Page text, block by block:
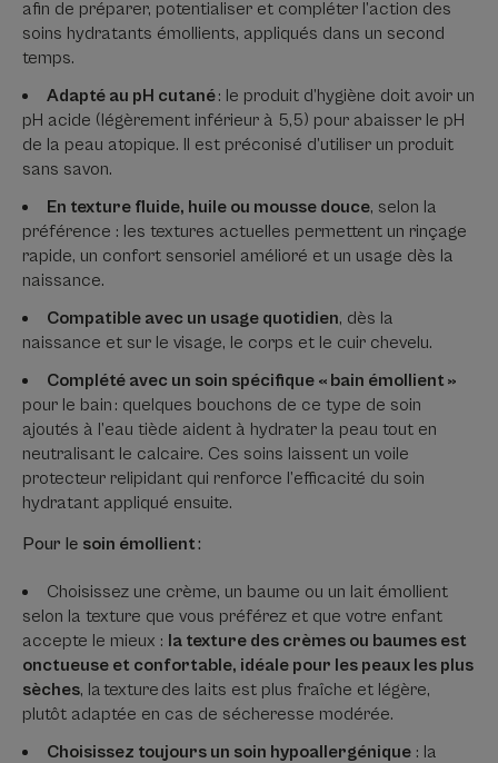
afin de préparer, potentialiser et compléter l’action des
soins hydratants émollients, appliqués dans un second
temps.
Adapté au pH cutané: le produit d’hygiène doit avoir un
pH acide (légèrement inférieur à 5,5) pour abaisser le pH
de la peau atopique. Il est préconisé d’utiliser un produit
sans savon.
En texture fluide, huile ou mousse douce, selon la
préférence : les textures actuelles permettent un rinçage
rapide, un confort sensoriel amélioré et un usage dès la
naissance.
Compatible avec un usage quotidien, dès la
naissance et sur le visage, le corps et le cuir chevelu.
Complété avec un soin spécifique « bain émollient »
pour le bain : quelques bouchons de ce type de soin
ajoutés à l’eau tiède aident à hydrater la peau tout en
neutralisant le calcaire. Ces soins laissent un voile
protecteur relipidant qui renforce l’efficacité du soin
hydratant appliqué ensuite.
Pour le soin émollient:
Choisissez une crème, un baume ou un lait émollient
selon la texture que vous préférez et que votre enfant
accepte le mieux : la texture des crèmes ou baumes est
onctueuse et confortable, idéale pour les peaux les plus
sèches, la texture des laits est plus fraîche et légère,
plutôt adaptée en cas de sécheresse modérée.
Choisissez toujours un soin hypoallergénique : la